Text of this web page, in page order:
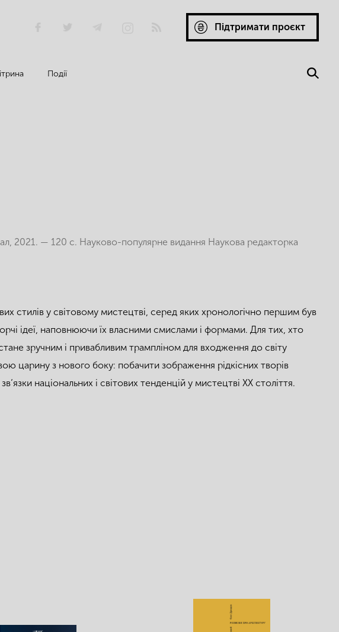
Підтримати проєкт
Події
2021. — 120 с. Науково-популярне видання Наукова редакторка
стилів у світовому мистецтві, серед яких хронологічно першим був
ідеї, наповнюючи їх власними смислами і формами. Для тих, хто
зручним і привабливим трампліном для входження до світу
царину з нового боку: побачити зображення рідкісних творів
національних і світових тенденцій у мистецтві ХХ століття.